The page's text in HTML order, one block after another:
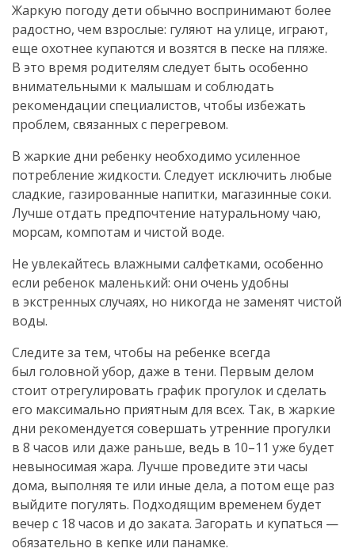
Жаркую погоду дети обычно воспринимают более
радостно, чем взрослые: гуляют на улице, играют,
еще охотнее купаются и возятся в песке на пляже.
В это время родителям следует быть особенно
внимательными к малышам и соблюдать
рекомендации специалистов, чтобы избежать
проблем, связанных с перегревом.
В жаркие дни ребенку необходимо усиленное
потребление жидкости. Следует исключить любые
сладкие, газированные напитки, магазинные соки.
Лучше отдать предпочтение натуральному чаю,
морсам, компотам и чистой воде.
Не увлекайтесь влажными салфетками, особенно
если ребенок маленький: они очень удобны
в экстренных случаях, но никогда не заменят чистой
воды.
Следите за тем, чтобы на ребенке всегда
был головной убор, даже в тени. Первым делом
стоит отрегулировать график прогулок и сделать
его максимально приятным для всех. Так, в жаркие
дни рекомендуется совершать утренние прогулки
в 8 часов или даже раньше, ведь в 10–11 уже будет
невыносимая жара. Лучше проведите эти часы
дома, выполняя те или иные дела, а потом еще раз
выйдите погулять. Подходящим временем будет
вечер с 18 часов и до заката. Загорать и купаться —
обязательно в кепке или панамке.